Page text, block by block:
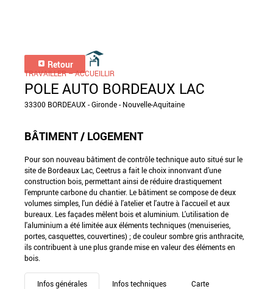
Retour
TRAVAILLER – ACCUEILLIR
POLE AUTO BORDEAUX LAC
33300 BORDEAUX - Gironde - Nouvelle-Aquitaine
BÂTIMENT / LOGEMENT
Pour son nouveau bâtiment de contrôle technique auto situé sur le
site de Bordeaux Lac, Ceetrus a fait le choix innonvant d’une
construction bois, permettant ainsi de réduire drastiquement
l’emprunte carbone du chantier. Le bâtiment se compose de deux
volumes simples, l'un dédié à l'atelier et l'autre à l'accueil et aux
bureaux. Les façades mêlent bois et aluminium. L'utilisation de
l'aluminium a été limitée aux éléments techniques (menuiseries,
portes, casquettes, couvertines) ; de couleur sombre gris anthracite,
ils contribuent à une plus grande mise en valeur des éléments en
bois.
Infos générales Infos techniques Carte